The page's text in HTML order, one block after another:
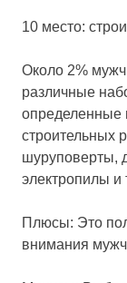
10 место:
Около 2%
различные
определенные
строительных
шуруповерты,
электропилы и
Плюсы: Это
внимания